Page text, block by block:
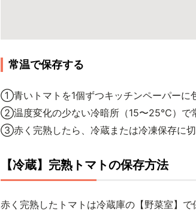
常温で保存する
①青いトマトを1個ずつキッチンペーパーに
②温度変化の少ない冷暗所（15〜25℃）で
③赤く完熟したら、冷蔵または冷凍保存に
【冷蔵】完熟トマトの保存方法
赤く完熟したトマトは冷蔵庫の【野菜室】